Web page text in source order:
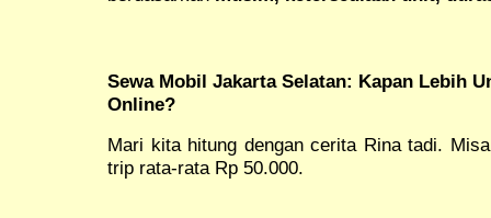
Sewa Mobil Jakarta Selatan: Kapan Lebih
Online?
Mari kita hitung dengan cerita Rina tadi.
trip rata-rata Rp 50.000.